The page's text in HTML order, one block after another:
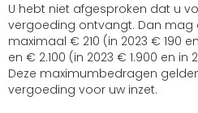
U hebt niet afgesproken dat u
vergoeding ontvangt. Dan mag
maximaal € 210 (in 2023 € 190
en € 2.100 (in 2023 € 1.900 en in
Deze maximumbedragen
vergoeding voor uw inzet.